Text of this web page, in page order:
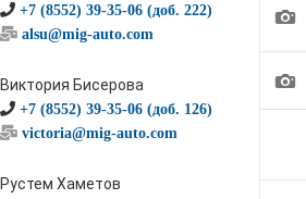
+7 (8552) 39-35-06 (доб. 222)
alsu@mig-auto.com
Виктория Бисерова
+7 (8552) 39-35-06 (доб. 126)
victoria@mig-auto.com
Рустем Хаметов
1
1